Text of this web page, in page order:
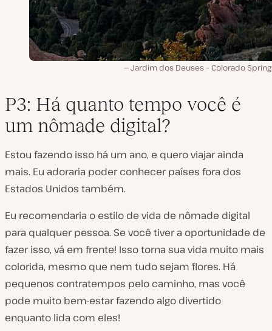
Jardim dos Deuses – Colorado
P3: Há quanto tempo você é
um nômade digital?
Estou fazendo isso há um ano, e quero viajar ainda
mais. Eu adoraria poder conhecer países fora dos
Estados Unidos também.
Eu recomendaria o estilo de vida de nômade digital
para qualquer pessoa. Se você tiver a oportunidade de
fazer isso, vá em frente! Isso torna sua vida muito mais
colorida, mesmo que nem tudo sejam flores. Há
pequenos contratempos pelo caminho, mas você
pode muito bem-estar fazendo algo divertido
enquanto lida com eles!